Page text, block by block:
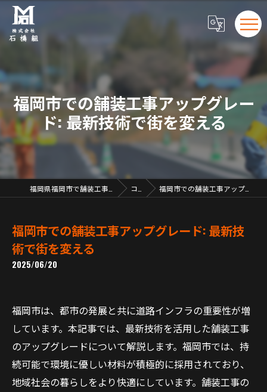
福岡市での舗装工事アップグレー
ド: 最新技術で街を変える
コラム 福岡市での舗装工事アップグレード: 最新技術で街を変える
福岡市での舗装工事アップグレード: 最新技
術で街を変える
2025/06/20
福岡市は、都市の発展と共に道路インフラの重要性が増
しています。本記事では、最新技術を活用した舗装工事
のアップグレードについて解説します。福岡市では、持
続可能で環境に優しい材料が積極的に採用されており、
地域社会の暮らしをより快適にしています。舗装工事の